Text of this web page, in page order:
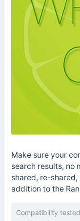
Make sure your
search results, no
shared, re-
addition to the
Compatibility